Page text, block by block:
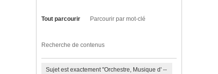
Tout parcourir Parcourir par mot-clé
Recherche de contenus
Sujet est exactement "Orchestre, Musique d' --